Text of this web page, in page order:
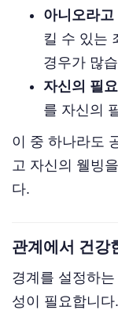
아니오라
킬 수 있는
경우가 많
자신의 필
를 자신의
이 중 하나라도
고 자신의 웰빙
다.
관계에서 건강
경계를 설정하
성이 필요합니